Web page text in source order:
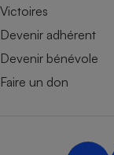
Victoires
Devenir adhérent
Devenir bénévole
Faire un don